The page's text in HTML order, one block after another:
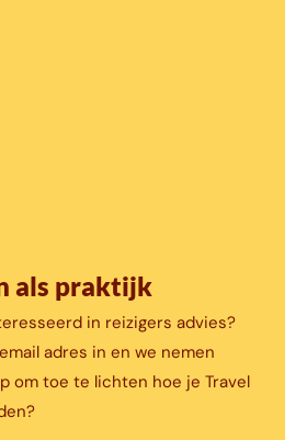
als praktijk
in reizigers advies?
adres in en we nemen
om toe te lichten hoe je Travel